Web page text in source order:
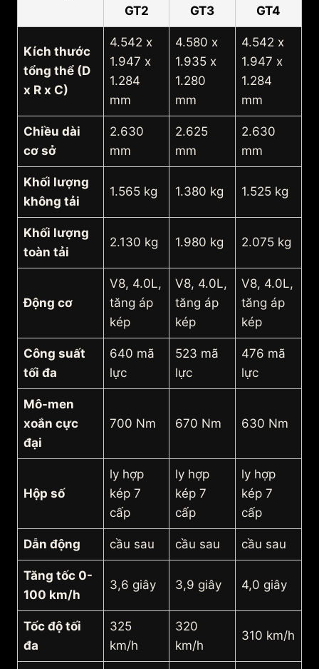
GT2
GT3
GT4
Kích thước
tổng thể (D
x R x C)
4.542 x
1.947 x
1.284
mm
4.580 x
1.935 x
1.280
mm
4.542 x
1.947 x
1.284
mm
Chiều dài
cơ sở
2.630
mm
2.625
mm
2.630
mm
Khối lượng
không tải
1.565 kg 1.380 kg 1.525 kg
Khối lượng
toàn tải
2.130 kg 1.980 kg 2.075 kg
Động cơ
V8, 4.0L,
tăng áp
kép
V8, 4.0L,
tăng áp
kép
V8, 4.0L,
tăng áp
kép
Công suất
tối đa
640 mã
lực
523 mã
lực
476 mã
lực
Mô-men
xoắn cực
đại
700 Nm 670 Nm 630 Nm
Hộp số
ly hợp
kép 7
cấp
ly hợp
kép 7
cấp
ly hợp
kép 7
cấp
Dẫn động cầu sau cầu sau cầu sau
Tăng tốc 0-
100 km/h
3,6 giây 3,9 giây 4,0 giây
Tốc độ tối
đa
325
km/h
320
km/h
310 km/h